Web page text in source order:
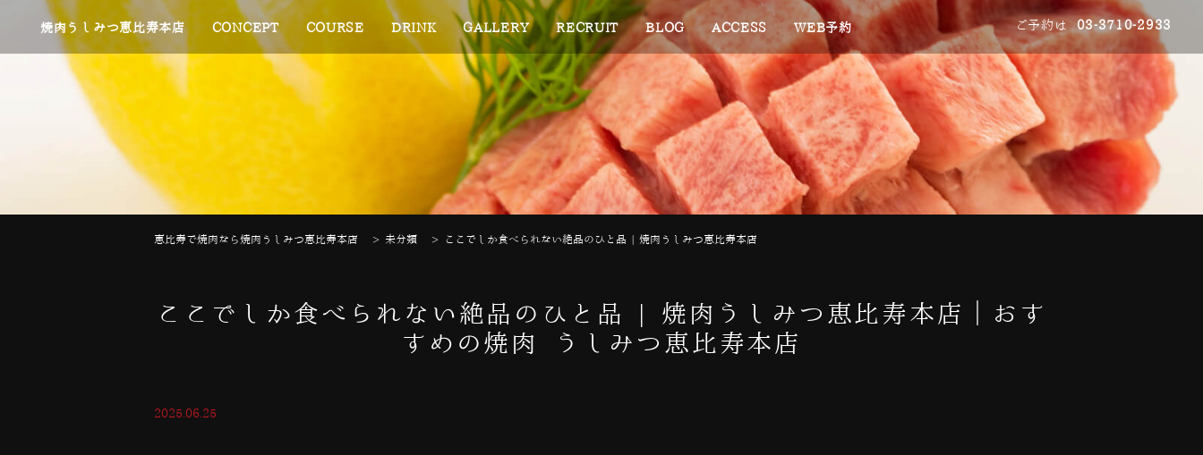
焼肉うしみつ恵比寿本店 CONCEPT COURSE DRINK GALLERY RECRUIT BLOG ACCESS WEB予約 ご予約は 03-3710-2933
恵比寿で焼肉なら焼肉うしみつ恵比寿本店 > 未分類 > ここでしか食べられない絶品のひと品 | 焼肉うしみつ恵比寿本店
ここでしか食べられない絶品のひと品 | 焼肉うしみつ恵比寿本店｜おす
すめの焼肉 うしみつ恵比寿本店
2025.06.25